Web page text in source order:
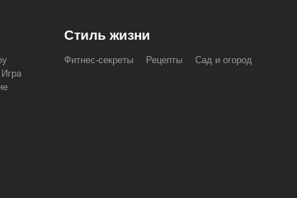
Игра
Стиль жизни
Фитнес-секреты Рецепты Сад и огород